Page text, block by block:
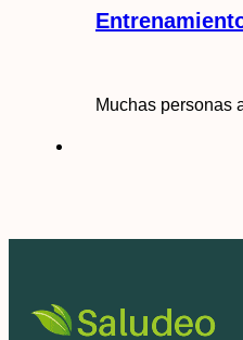
Muchas personas